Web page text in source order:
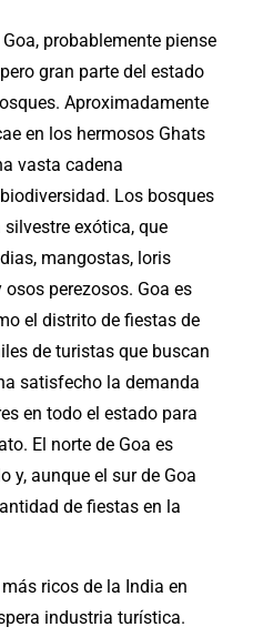
probablemente piense
gran parte del estado
Aproximadamente
en los hermosos Ghats
vasta cadena
Los bosques
exótica, que
mangostas, loris
perezosos. Goa es
el distrito defiestas de
de turistas que buscan
satisfecho la demanda
en todo el estado para
El norte de Goa es
y, aunque el sur de Goa
de fiestas en la
ricos de la India en
industria turística.